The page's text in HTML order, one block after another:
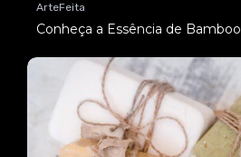
ArteFeita
Conheça a Essência de Bamboo